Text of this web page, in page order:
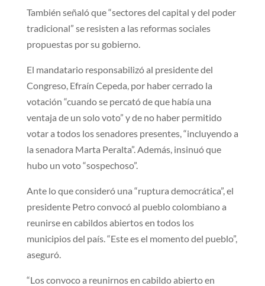
También señaló que “sectores del capital y del poder
tradicional” se resisten a las reformas sociales
propuestas por su gobierno.
El mandatario responsabilizó al presidente del
Congreso, Efraín Cepeda, por haber cerrado la
votación “cuando se percató de que había una
ventaja de un solo voto” y de no haber permitido
votar a todos los senadores presentes, “incluyendo a
la senadora Marta Peralta”. Además, insinuó que
hubo un voto “sospechoso”.
Ante lo que consideró una “ruptura democrática”, el
presidente Petro convocó al pueblo colombiano a
reunirse en cabildos abiertos en todos los
municipios del país. “Este es el momento del pueblo”,
aseguró.
“Los convoco a reunirnos en cabildo abierto en